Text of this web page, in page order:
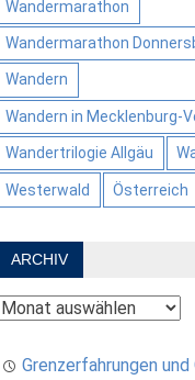
Wandermarathon
Wandermarathon
Wandern
Wandern in Mecklenburg-
Wandertrilogie Allgäu
Westerwald Österreich
ARCHIV
Archiv
Grenzerfahrungen